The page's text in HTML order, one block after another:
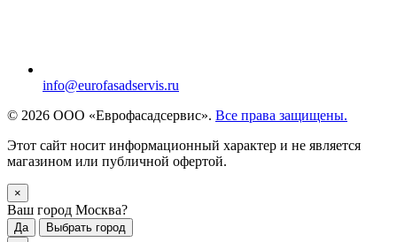
info@eurofasadservis.ru
© 2026 ООО «Еврофасадсервис». Все права защищены.
Этот сайт носит информационный характер и не является
магазином или публичной офертой.
×
Ваш город Москва?
Да
Выбрать город